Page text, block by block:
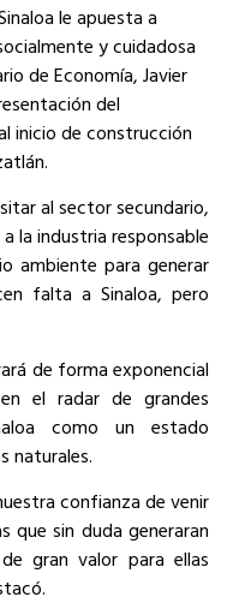
le apuesta a
y cuidadosa
de Economía, Javier
del
inicio de construcción
al sector secundario,
la industria responsable
ambiente para generar
falta a Sinaloa, pero
de forma exponencial
el radar de grandes
como un estado
naturales.
confianza de venir
que sin duda generaran
gran valor para ellas